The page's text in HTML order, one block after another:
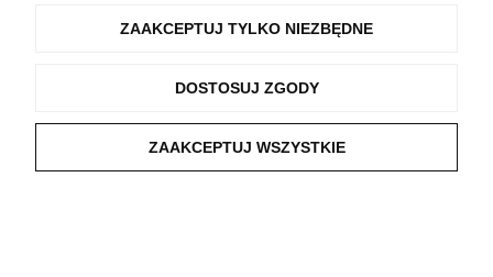
Salon TapetyFarby.eu
Sklep internetowy Shoper.pl
ZAAKCEPTUJ TYLKO NIEZBĘDNE
DOSTOSUJ ZGODY
ZAAKCEPTUJ WSZYSTKIE